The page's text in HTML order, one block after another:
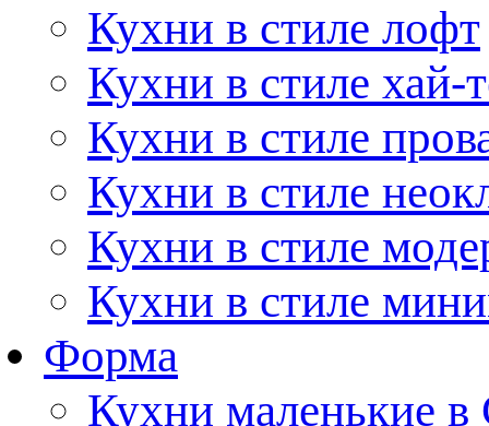
Кухни в стиле лофт
Кухни в стиле хай-
Кухни в стиле
Кухни в стиле
Кухни в стиле
Кухни в стиле
Форма
Кухни маленькие в